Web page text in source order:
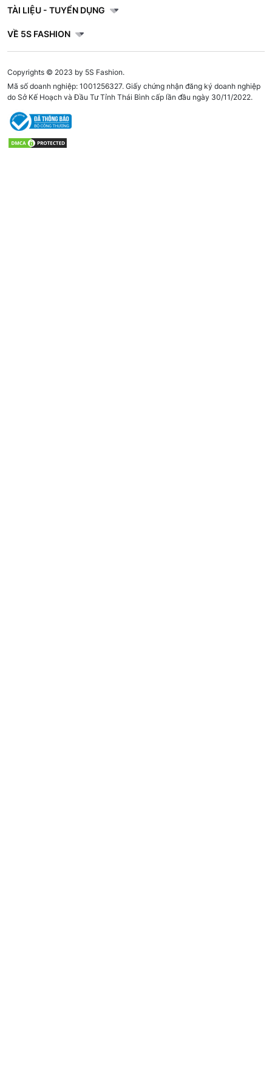
TÀI LIỆU - TUYỂN DỤNG
VỀ 5S FASHION
Copyrights © 2023 by 5S Fashion.
Mã số doanh nghiệp: 1001256327. Giấy chứng nhận đăng ký doanh nghiệp
do Sở Kế Hoạch và Đầu Tư Tỉnh Thái Bình cấp lần đầu ngày 30/11/2022.